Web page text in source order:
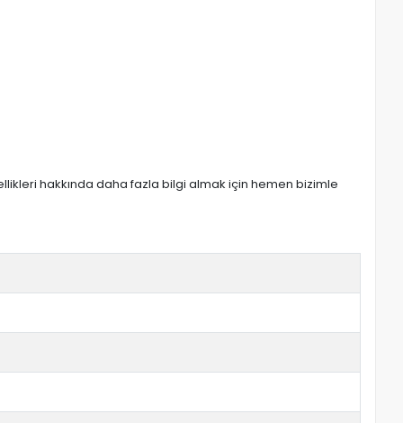
hakkında daha fazla bilgi almak için hemen bizimle